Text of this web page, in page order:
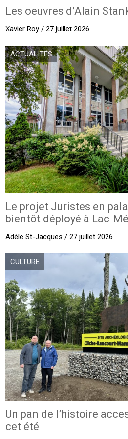
Les oeuvres d’Alain
Xavier Roy / 27 juillet 2026
ACTUALITÉS
Le projet Juristes en
bientôt déployé à Lac-
Adèle St-Jacques / 27 juillet 2026
CULTURE
Un pan de l’histoire
cet été